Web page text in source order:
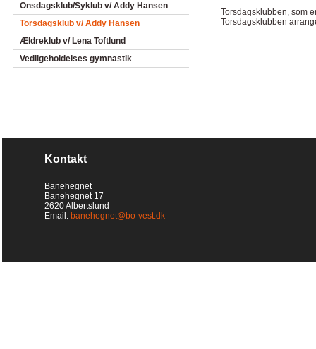
Onsdagsklub/Syklub v/ Addy Hansen
Torsdagsklub v/ Addy Hansen
Ældreklub v/ Lena Toftlund
Vedligeholdelses gymnastik
Torsdagsklubben, som
Torsdagsklubben
Kontakt
Banehegnet
Banehegnet 17
2620 Albertslund
Email: banehegnet@bo-vest.dk